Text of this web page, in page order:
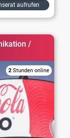
aufrufen
/
2 Stunden online